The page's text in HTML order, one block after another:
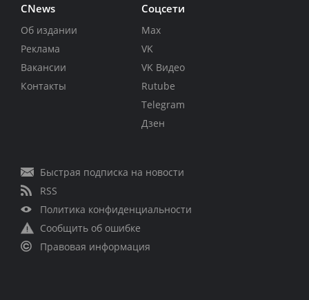
CNews
Об издании
Реклама
Вакансии
Контакты
Соцсети
Max
VK
VK Видео
Rutube
Telegram
Дзен
Быстрая подписка на новости
RSS
Политика конфиденциальности
Сообщить об ошибке
Правовая информация